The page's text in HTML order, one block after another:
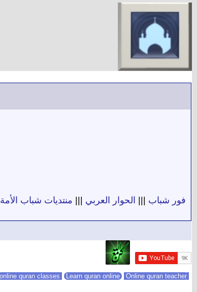
فور شباب الحوار العربي منتديات شباب الأمة
Learn quran online Online quran teacher